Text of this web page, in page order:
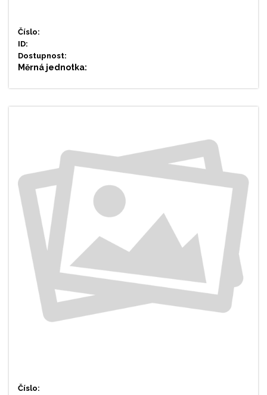
Číslo:
ID:
Dostupnost:
Měrná jednotka:
Číslo: